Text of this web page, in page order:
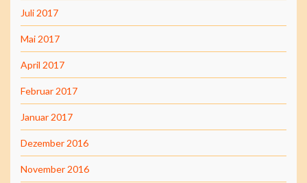
Juli 2017
Mai 2017
April 2017
Februar 2017
Januar 2017
Dezember 2016
November 2016